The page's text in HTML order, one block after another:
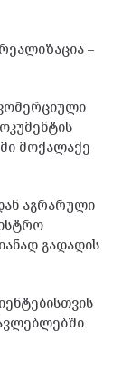
–
მოქალაქე
აგრარული
გადადის